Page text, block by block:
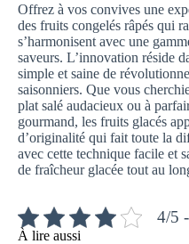
Offrez à vos convives une
des fruits congelés râpés qui
s’harmonisent avec une
saveurs. L’innovation réside
simple et saine de
saisonniers. Que vous
plat salé audacieux ou à
gourmand, les fruits glacés
d’originalité qui fait toute la
avec cette technique facile et
de fraîcheur glacée tout au
4/5
À lire aussi